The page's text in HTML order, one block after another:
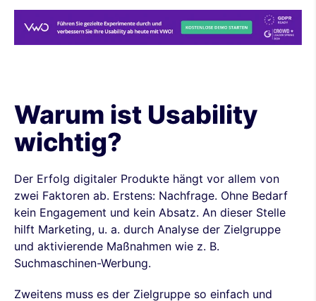
Warum ist Usability
wichtig?
Der Erfolg digitaler Produkte hängt vor allem von
zwei Faktoren ab. Erstens: Nachfrage. Ohne Bedarf
kein Engagement und kein Absatz. An dieser Stelle
hilft Marketing, u. a. durch Analyse der Zielgruppe
und aktivierende Maßnahmen wie z. B.
Suchmaschinen-Werbung.
Zweitens muss es der Zielgruppe so einfach und